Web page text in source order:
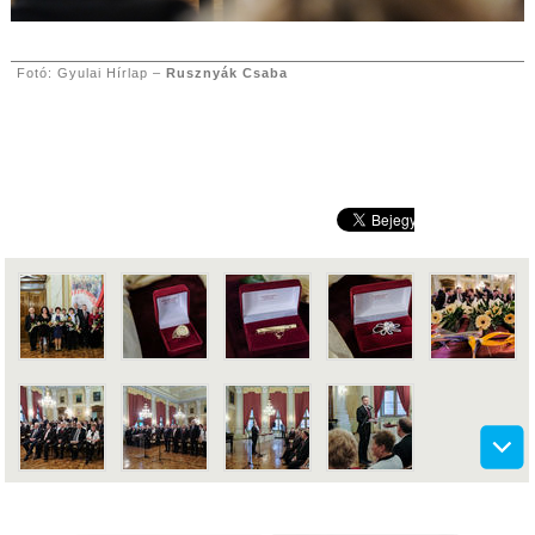
Fotó: Gyulai Hírlap – Rusznyák Csaba